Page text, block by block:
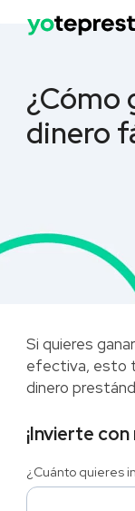
¿Cómo
dinero
Si quieres
efectiva, esto
dinero
¡Invierte
¿Cuánto quieres